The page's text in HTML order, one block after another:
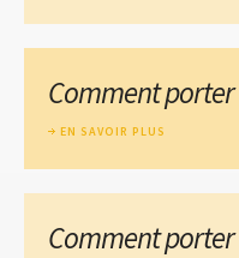
Comment porter
EN SAVOIR PLUS
Comment porter